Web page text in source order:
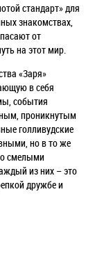
стандарт» для
знакомствах,
от
на этот мир.
«Заря»
в себя
события
проникнутым
голливудские
но в то же
смелыми
из них – это
дружбе и